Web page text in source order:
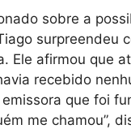
sobre a
surpreendeu
Ele afirmou que
recebido
que foi
me chamou”,